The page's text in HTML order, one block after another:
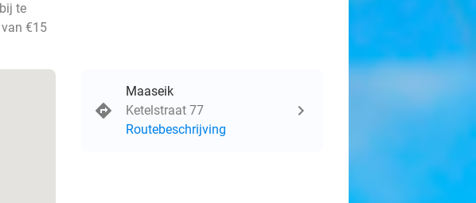
te
€15
Maaseik
Ketelstraat 77
Routebeschrijving